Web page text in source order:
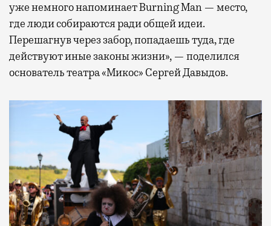
уже немного напоминает Burning Man — место,
где люди собираются ради общей идеи.
Перешагнув через забор, попадаешь туда, где
действуют иные законы жизни», — поделился
основатель театра «Микос» Сергей Давыдов.